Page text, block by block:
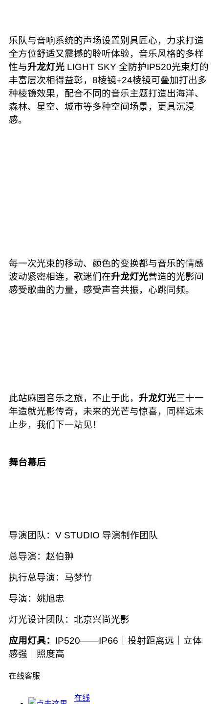
乐队与音响系统的声场设置别具匠心，力求打造
全方位舒适又震撼的聆听体验，音乐风格的多样
性与升龙灯光 LIGHT SKY 全防护IP520光束灯的
丰富层次相得益彰，8棱镜+24棱镜可叠加打出多
种棱镜效果，配合不同的音乐主题打造出海洋、
森林、星空、城市等多种空间场景，更具沉浸
感。
每一次光束的移动、颜色的变换都与音乐的情感
波动紧密相连，歌迷们在升龙灯光营造的光影间
感受歌曲的力量，感受声音共振，心跳同频。
此站麻园音乐之旅，不止于此， 升龙灯光三十一
年造就光影传奇，未来的光芒与惊喜，同样远未
止步，我们下一站见！
舞台幕后
导演团队：V STUDIO 导演制作团队
总导演：赵伯翀
执行总导演：马梦竹
导演：姚旭忠
灯光设计团队：北京兴尚光影
应用灯具： IP520——IP66｜投射距离远｜立体
感强｜照度高
在线客服
在线